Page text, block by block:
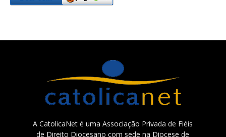
A CatolicaNet é uma Associação Privada de Fiéis
de Direito Diocesano com sede na Diocese de